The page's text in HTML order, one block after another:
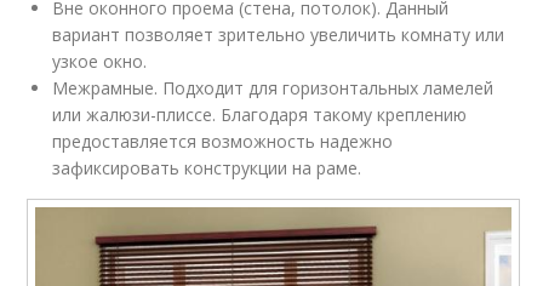
Вне оконного проема (стена, потолок). Данный
вариант позволяет зрительно увеличить комнату или
узкое окно.
Межрамные. Подходит для горизонтальных ламелей
или жалюзи-плиссе. Благодаря такому креплению
предоставляется возможность надежно
зафиксировать конструкции на раме.